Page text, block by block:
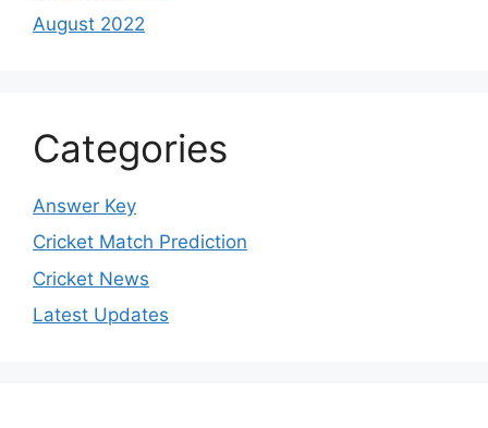
August 2022
Categories
Answer Key
Cricket Match Prediction
Cricket News
Latest Updates